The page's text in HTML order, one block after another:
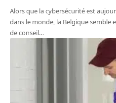
Alors que la cybersécurité est
dans le monde, la Belgique semble
de conseil…